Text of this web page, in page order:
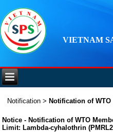
VIETNAM
Notification > Notification of WTO
Notice - Notification of WTO
Limit: Lambda-cyhalothrin